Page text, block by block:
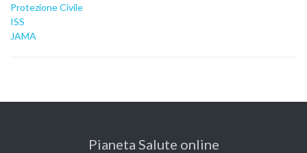
Protezione Civile
ISS
JAMA
Pianeta Salute online